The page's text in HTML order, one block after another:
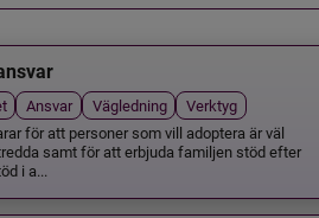
Ansvar Vägledning
Verktyg
för att personer som vill adoptera är väl
samt för att erbjuda familjen stöd efter
i a...